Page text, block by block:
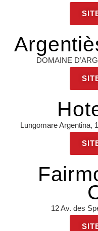
DOMAINE
Lungomare Argentina,
12 Av. des